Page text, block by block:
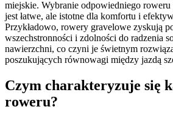
miejskie. Wybranie odpowiedniego
jest łatwe, ale istotne dla komfortu i
Przykładowo, rowery gravelowe zyskują
wszechstronności i zdolności do radzenia
nawierzchni, co czyni je świetnym
poszukujących równowagi między jazdą
Czym charakteryzuje się
roweru?